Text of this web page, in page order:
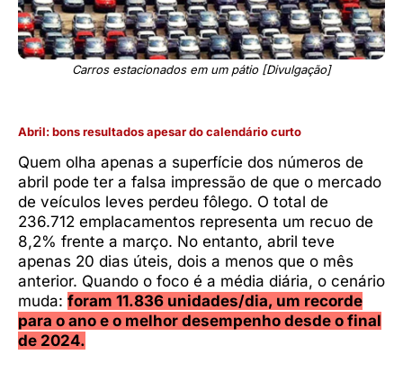
Carros estacionados em um pátio [Divulgação]
Abril: bons resultados apesar do calendário curto
Quem olha apenas a superfície dos números de
abril pode ter a falsa impressão de que o mercado
de veículos leves perdeu fôlego. O total de
236.712 emplacamentos representa um recuo de
8,2% frente a março. No entanto, abril teve
apenas 20 dias úteis, dois a menos que o mês
anterior. Quando o foco é a média diária, o cenário
muda: foram 11.836 unidades/dia, um recorde
para o ano e o melhor desempenho desde o final
de 2024.